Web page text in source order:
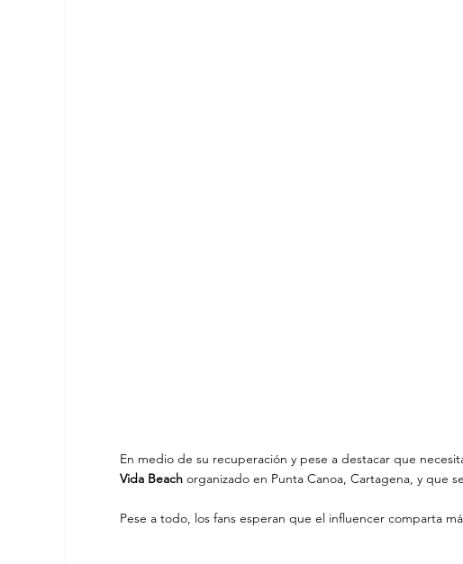
En medio de su recuperación y pese a destacar que
Vida Beach organizado en Punta Canoa, Cartagena, y que
Pese a todo, los fans esperan que el influencer comparta